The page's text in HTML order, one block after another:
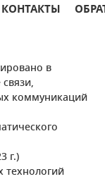
КОНТАКТЫ
в
коммуникаций
г.)
технологий